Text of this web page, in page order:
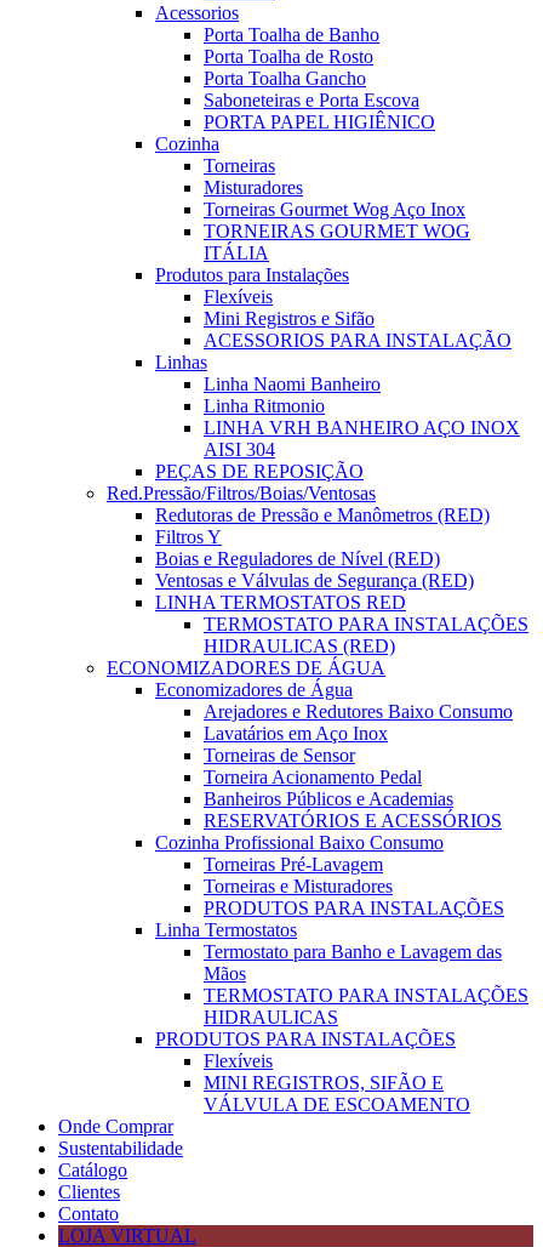
Acessorios
Porta Toalha de Banho
Porta Toalha de Rosto
Porta Toalha Gancho
Saboneteiras e Porta Escova
PORTA PAPEL HIGIÊNICO
Cozinha
Torneiras
Misturadores
Torneiras Gourmet Wog Aço Inox
TORNEIRAS GOURMET WOG
ITÁLIA
Produtos para Instalações
Flexíveis
Mini Registros e Sifão
ACESSORIOS PARA INSTALAÇÃO
Linhas
Linha Naomi Banheiro
Linha Ritmonio
LINHA VRH BANHEIRO AÇO INOX
AISI 304
PEÇAS DE REPOSIÇÃO
Red.Pressão/Filtros/Boias/Ventosas
Redutoras de Pressão e Manômetros (RED)
Filtros Y
Boias e Reguladores de Nível (RED)
Ventosas e Válvulas de Segurança (RED)
LINHA TERMOSTATOS RED
TERMOSTATO PARA INSTALAÇÕES
HIDRAULICAS (RED)
ECONOMIZADORES DE ÁGUA
Economizadores de Água
Arejadores e Redutores Baixo Consumo
Lavatários em Aço Inox
Torneiras de Sensor
Torneira Acionamento Pedal
Banheiros Públicos e Academias
RESERVATÓRIOS E ACESSÓRIOS
Cozinha Profissional Baixo Consumo
Torneiras Pré-Lavagem
Torneiras e Misturadores
PRODUTOS PARA INSTALAÇÕES
Linha Termostatos
Termostato para Banho e Lavagem das
Mãos
TERMOSTATO PARA INSTALAÇÕES
HIDRAULICAS
PRODUTOS PARA INSTALAÇÕES
Flexíveis
MINI REGISTROS, SIFÃO E
VÁLVULA DE ESCOAMENTO
Onde Comprar
Sustentabilidade
Catálogo
Clientes
Contato
LOJA VIRTUAL